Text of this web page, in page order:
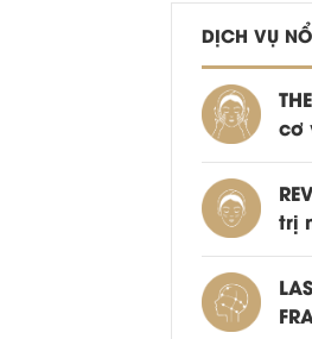
DỊCH VỤ
cơ
trị